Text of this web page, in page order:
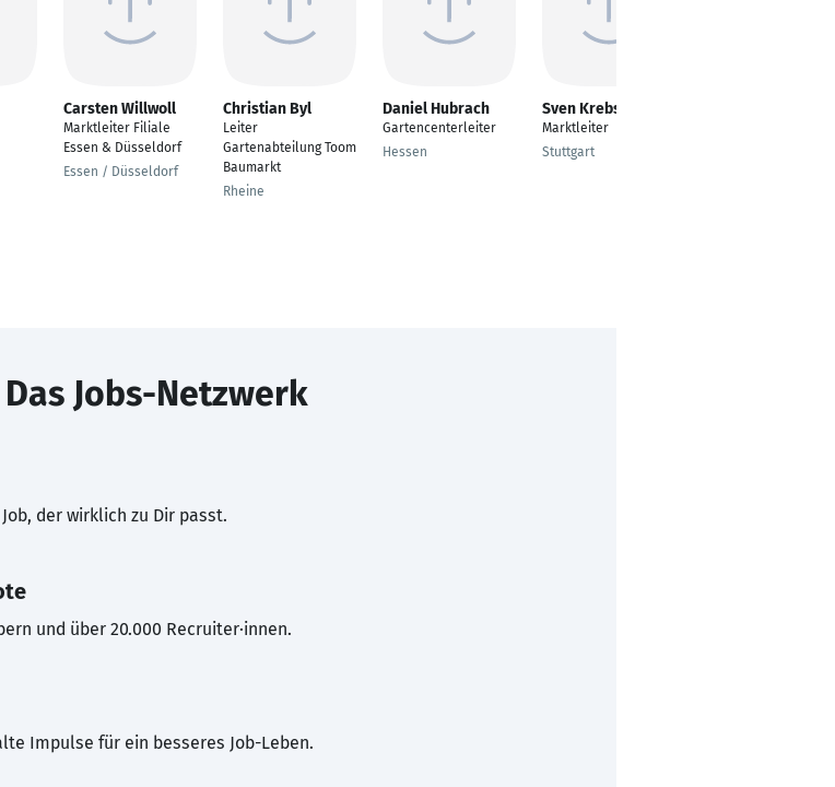
Carsten Willwoll
Marktleiter Filiale
Essen & Düsseldorf
Essen / Düsseldorf
Christian Byl
Leiter
Gartenabteilung Toom
Baumarkt
Rheine
Daniel Hubrach
Gartencenterleiter
Hessen
Sven Krebs
Marktleiter
Stuttgart
Das Jobs-Netzwerk
der wirklich zu Dir passt.
und über 20.000 Recruiter·innen.
Impulse für ein besseres Job-Leben.